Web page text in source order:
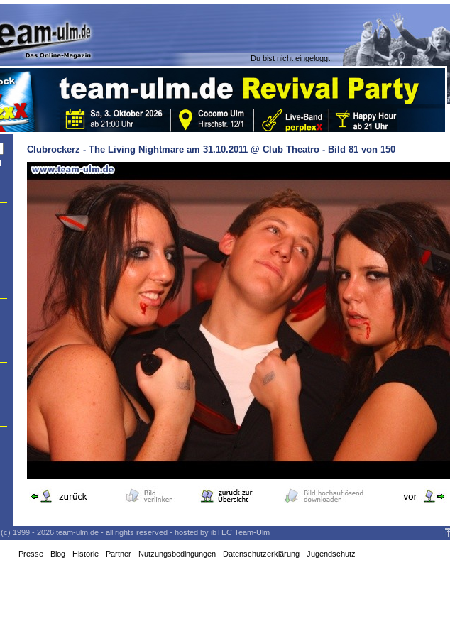
Du bist nicht eingeloggt.
Clubrockerz - The Living Nightmare am 31.10.2011 @ Club Theatro - Bild 81 von 150
(c) 1999 - 2026 team-ulm.de - all rights reserved - hosted by ibTEC Team-Ulm
- Presse- Blog- Historie- Partner- Nutzungsbedingungen- Datenschutzerklärung- Jugendschutz -